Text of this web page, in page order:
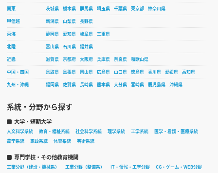
関東
茨城県 栃木県 群馬県 埼玉県 千葉県 東京都
神奈川県
甲信越
新潟県 山梨県
長野県
東海
静岡県 愛知県 岐阜県
三重県
北陸
富山県 石川県
福井県
近畿
滋賀県 京都府 大阪府 兵庫県 奈良県
和歌山県
中国・四国
鳥取県 島根県 岡山県 広島県 山口県 徳島県 香川県 愛媛県
高知県
九州・沖縄
福岡県 佐賀県 長崎県 熊本県 大分県 宮崎県 鹿児島県 沖縄県
系統・分野から探す
大学・短期大学
人文科学系統 教育・福祉系統 社会科学系統 理学系統 工学系統
医学・看護・医療系統
農学系統
家政系統 体育系統 芸術系統
専門学校・その他教育機関
工業分野（建設・機械系） 工業分野（整備系） IT・情報・工学分野
CG・ゲーム・WEB分野